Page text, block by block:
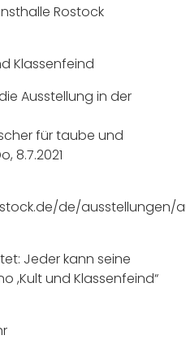
Rostock
Klassenfeind
Ausstellung in der
für taube und
8.7.2021
de/ausstellungen/
Jeder kann seine
,Kult und Klassenfeind“